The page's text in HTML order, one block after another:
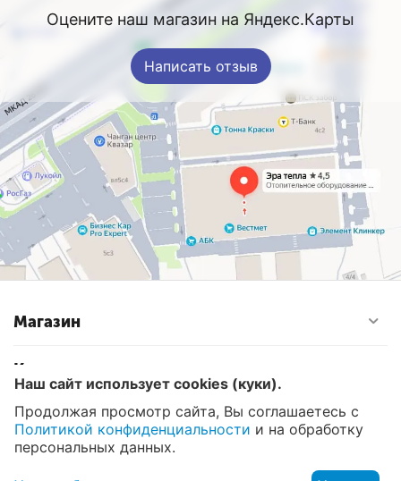
Оцените наш магазин на Яндекс.Карты
Написать отзыв
Магазин
Контакты
© 2008 - 2026 Эра Тепла. Интернет магазин отопительных
систем и водоснабжения в Москве
Наш сайт использует cookies (куки).
Продолжая просмотр сайта, Вы соглашаетесь с
Политикой конфиденциальности и на обработку
персональных данных.